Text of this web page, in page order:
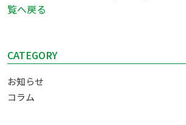
覧へ戻る
CATEGORY
お知らせ
コラム